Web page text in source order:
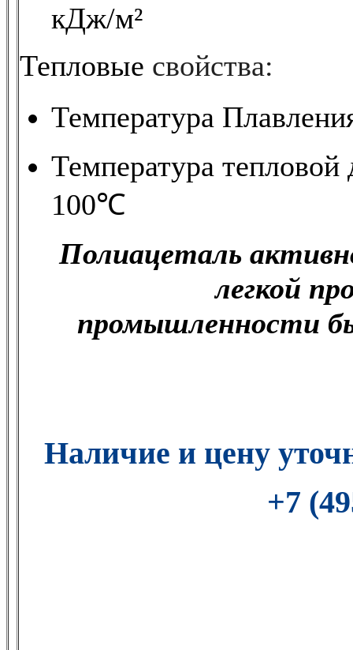
кДж/м²
Тепловые свойства:
Температура
Температура
100℃
Полиацеталь
легкой
промышленности
Наличие и цену
+7